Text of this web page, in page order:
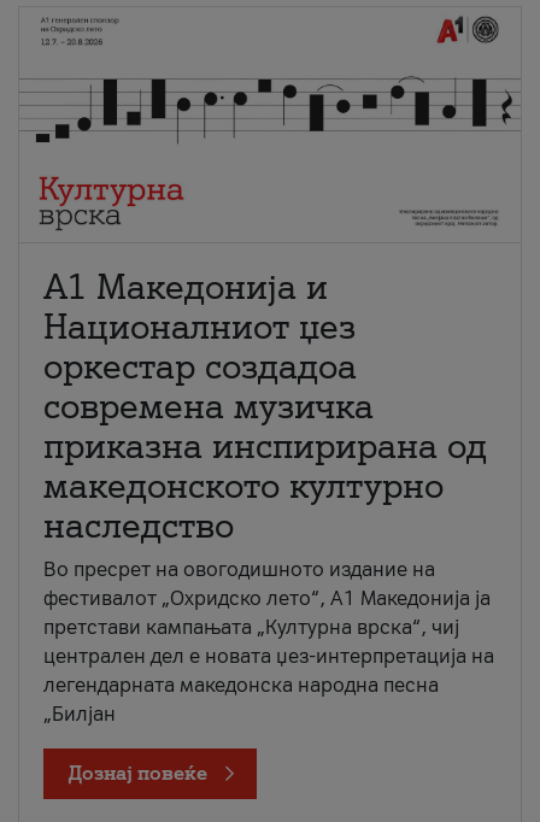
А1 Македонија и
Националниот џез
оркестар создадоа
современа музичка
приказна инспирирана од
македонското културно
наследство
Во пресрет на овогодишното издание на
фестивалот „Охридско лето“, А1 Македонија ја
претстави кампањата „Културна врска“, чиј
централен дел е новата џез-интерпретација на
легендарната македонска народна песна
„Билјан
Дознај повеќе